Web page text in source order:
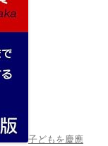
子どもを慶應